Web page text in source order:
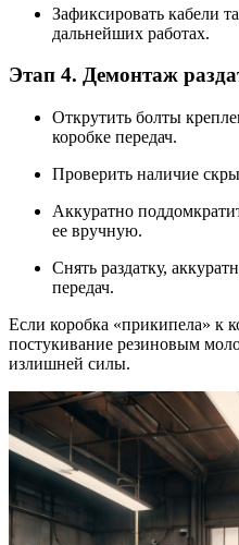
Зафиксировать кабели
дальнейших работах.
Этап 4. Демонтаж
Открутить болты
коробке передач.
Проверить наличие
Аккуратно
ее вручную.
Снять раздатку,
передач.
Если коробка «прикипела» к
постукивание резиновым
излишней силы.